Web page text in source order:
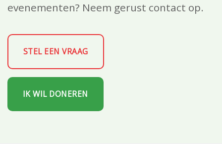
evenementen? Neem gerust contact op.
STEL EEN VRAAG
IK WIL DONEREN